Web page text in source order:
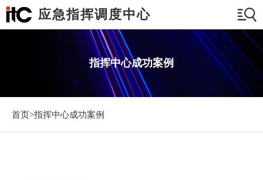
应急指挥调度中心
指挥中心成功案例
首页>指挥中心成功案例